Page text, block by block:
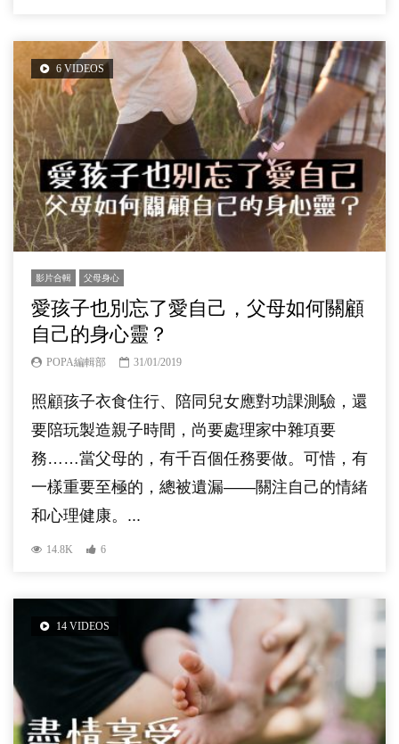
6 VIDEOS
影片合輯 父母身心
愛孩子也別忘了愛自己，父母如何關顧
自己的身心靈？
POPA編輯部 31/01/2019
照顧孩子衣食住行、陪同兒女應對功課測驗，還
要陪玩製造親子時間，尚要處理家中雜項要
務……當父母的，有千百個任務要做。可惜，有
一樣重要至極的，總被遺漏——關注自己的情緒
和心理健康。...
14.8K 6
14 VIDEOS